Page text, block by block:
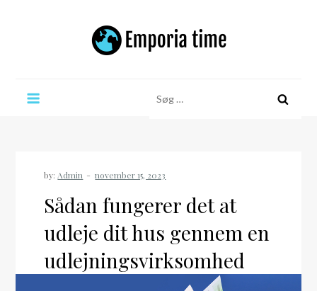
efter:
by: Admin
Sådan fungerer det at
udleje dit hus gennem en
udlejningsvirksomhed